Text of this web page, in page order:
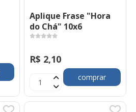
Aplique Frase "Hora
do Chá" 10x6
R$ 2,10
comprar